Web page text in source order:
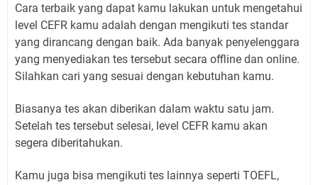
Cara terbaik yang dapat kamu lakukan untuk mengetahui
level CEFR kamu adalah dengan mengikuti tes standar
yang dirancang dengan baik. Ada banyak penyelenggara
yang menyediakan tes tersebut secara offline dan online.
Silahkan cari yang sesuai dengan kebutuhan kamu.
Biasanya tes akan diberikan dalam waktu satu jam.
Setelah tes tersebut selesai, level CEFR kamu akan
segera diberitahukan.
Kamu juga bisa mengikuti tes lainnya seperti TOEFL,